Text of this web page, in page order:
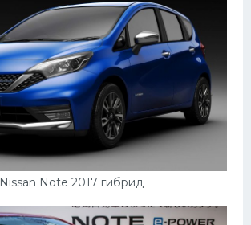
Nissan Note 2017 гибрид